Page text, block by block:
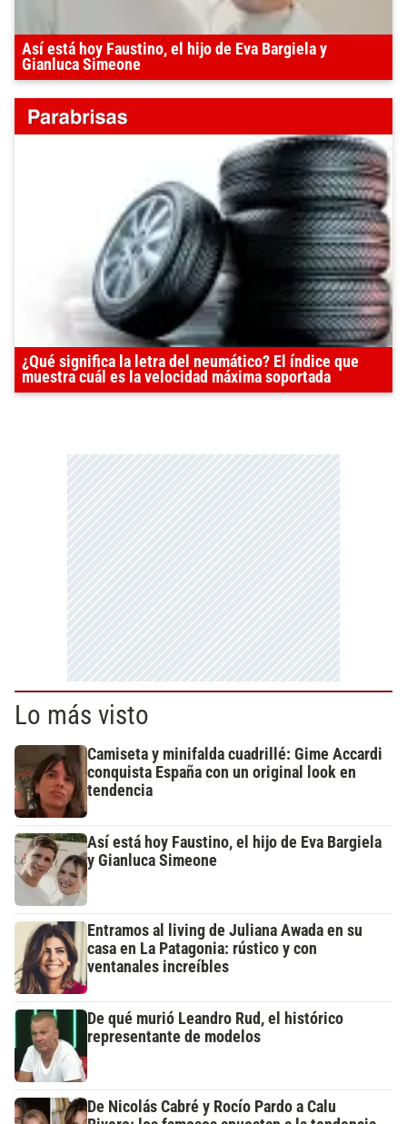
Así está hoy Faustino, el hijo de Eva Bargiela y
Gianluca Simeone
¿Qué significa la letra del neumático? El índice que
muestra cuál es la velocidad máxima soportada
Lo más visto
Camiseta y minifalda cuadrillé: Gime Accardi
conquista España con un original look en
tendencia
Así está hoy Faustino, el hijo de Eva Bargiela
y Gianluca Simeone
Entramos al living de Juliana Awada en su
casa en La Patagonia: rústico y con
ventanales increíbles
De qué murió Leandro Rud, el histórico
representante de modelos
De Nicolás Cabré y Rocío Pardo a Calu